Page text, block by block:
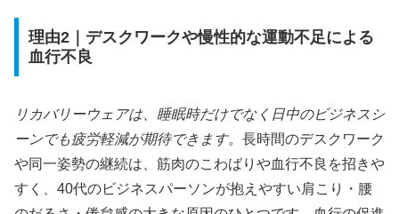
理由2｜デスクワークや慢性的な運動不足による
血行不良
リカバリーウェアは、睡眠時だけでなく日中のビジネスシ
ーンでも疲労軽減が期待できます。 長時間のデスクワーク
や同一姿勢の継続は、筋肉のこわばりや血行不良を招きや
すく、40代のビジネスパーソンが抱えやすい肩こり・腰